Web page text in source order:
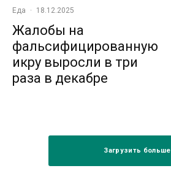
Еда · 18.12.2025
Жалобы на
фальсифицированную
икру выросли в три
раза в декабре
Загрузить больше